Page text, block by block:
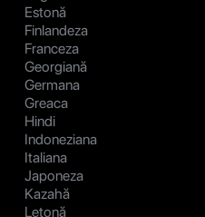
Estonă
Finlandeza
Franceza
Georgiană
Germana
Greaca
Hindi
Indoneziana
Italiana
Japoneza
Kazahă
Letonă